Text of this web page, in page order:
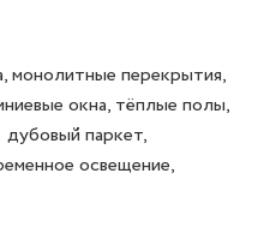
монолитные перекрытия,
окна, тёплые полы,
паркет,
освещение,